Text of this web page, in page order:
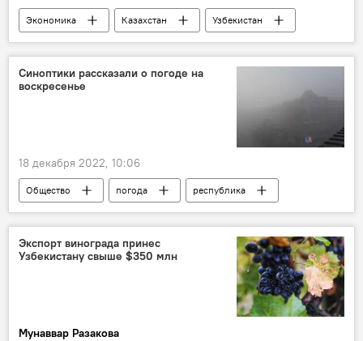
Экономика Казахстан Узбекистан
Синоптики рассказали о погоде на
воскресенье
18 декабря 2022, 10:06
Общество погода республика
Экспорт винограда принес
Узбекистану свыше $350 млн
Мунаввар Разакова